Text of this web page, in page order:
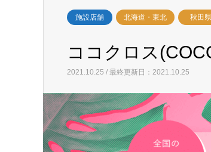
施設店舗 北海道・東北 秋田県
ココクロス
2021.10.25 / 最終更新日：2021.10.25